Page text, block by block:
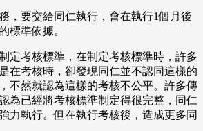
，要交給同仁執行，會在執行1個月後
標準依據。
定考核標準，在制定考核標準時，許多
在考核時，卻發現同仁並不認同這樣的
不然就認為這樣的考核不公平。許多傳
為已經將考核標準制定得很完整，同仁
力執行。但在執行考核後，造成更多同